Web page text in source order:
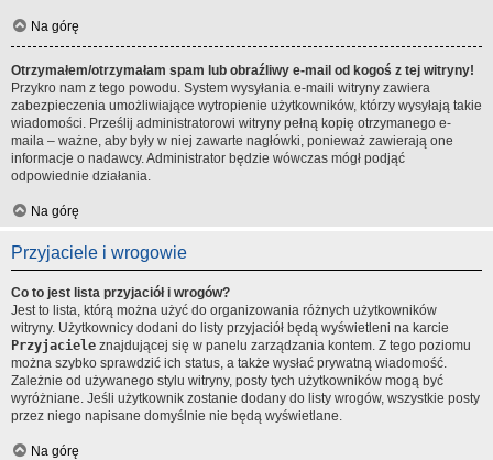
Na górę
Otrzymałem/otrzymałam spam lub obraźliwy e-mail od kogoś z tej witryny!
Przykro nam z tego powodu. System wysyłania e-maili witryny zawiera
zabezpieczenia umożliwiające wytropienie użytkowników, którzy wysyłają takie
wiadomości. Prześlij administratorowi witryny pełną kopię otrzymanego e-
maila – ważne, aby były w niej zawarte nagłówki, ponieważ zawierają one
informacje o nadawcy. Administrator będzie wówczas mógł podjąć
odpowiednie działania.
Na górę
Przyjaciele i wrogowie
Co to jest lista przyjaciół i wrogów?
Jest to lista, którą można użyć do organizowania różnych użytkowników
witryny. Użytkownicy dodani do listy przyjaciół będą wyświetleni na karcie
Przyjaciele znajdującej się w panelu zarządzania kontem. Z tego poziomu
można szybko sprawdzić ich status, a także wysłać prywatną wiadomość.
Zależnie od używanego stylu witryny, posty tych użytkowników mogą być
wyróżniane. Jeśli użytkownik zostanie dodany do listy wrogów, wszystkie posty
przez niego napisane domyślnie nie będą wyświetlane.
Na górę